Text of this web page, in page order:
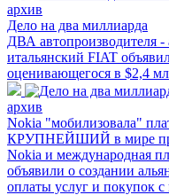
архив
Дело на два миллиарда
ДВА автопроизводителя
итальянский FIAT
оценивающегося в $2,4
архив
Nokia "мобилизовала"
КРУПНЕЙШИЙ в мире
Nokia и международная
объявили о создании
оплаты услуг и покупок